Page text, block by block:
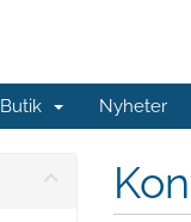
Butik Nyheter